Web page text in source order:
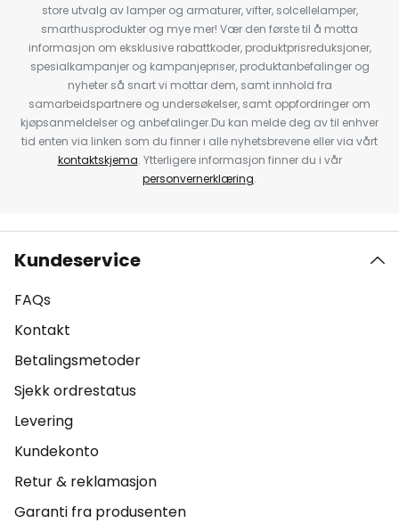
store utvalg av lamper og armaturer, vifter, solcellelamper,
smarthusprodukter og mye mer! Vær den første til å motta
informasjon om eksklusive rabattkoder, produktprisreduksjoner,
spesialkampanjer og kampanjepriser, produktanbefalinger og
nyheter så snart vi mottar dem, samt innhold fra
samarbeidspartnere og undersøkelser, samt oppfordringer om
kjøpsanmeldelser og anbefalinger.Du kan melde deg av til enhver
tid enten via linken som du finner i alle nyhetsbrevene eller via vårt
kontaktskjema. Ytterligere informasjon finner du i vår
personvernerklæring.
Kundeservice
FAQs
Kontakt
Betalingsmetoder
Sjekk ordrestatus
Levering
Kundekonto
Retur & reklamasjon
Garanti fra produsenten